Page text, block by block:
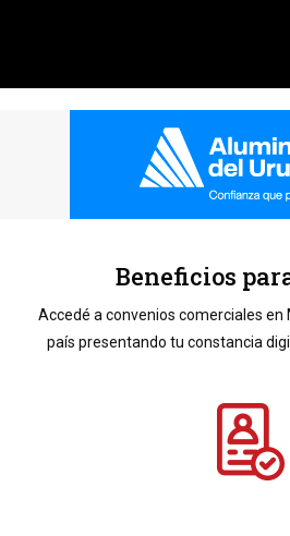
Beneficios
Accedé a convenios comerciales en
país presentando tu constancia